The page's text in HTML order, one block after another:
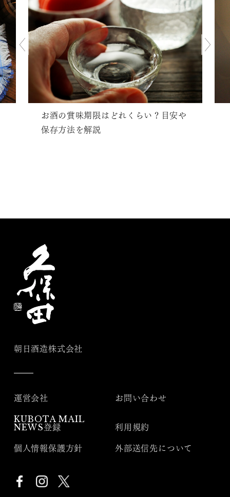
お酒の賞味期限はどれくらい？目安や
保存方法を解説
朝日酒造株式会社
運営会社 お問い合わせ
KUBOTA MAIL
NEWS登録
利用規約
個人情報保護方針 外部送信先について